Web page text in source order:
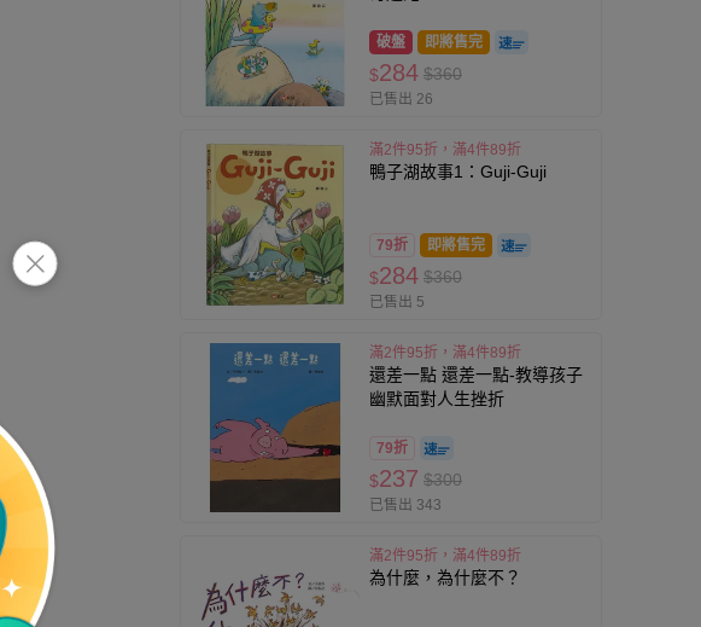
破盤 即將售完
$284 $360
已售出 26
滿2件95折，滿4件89折
鴨子湖故事1：Guji-Guji
79折 即將售完
$284 $360
已售出 5
滿2件95折，滿4件89折
還差一點 還差一點-教導孩子
幽默面對人生挫折
79折
$237 $300
已售出 343
滿2件95折，滿4件89折
為什麼，為什麼不？